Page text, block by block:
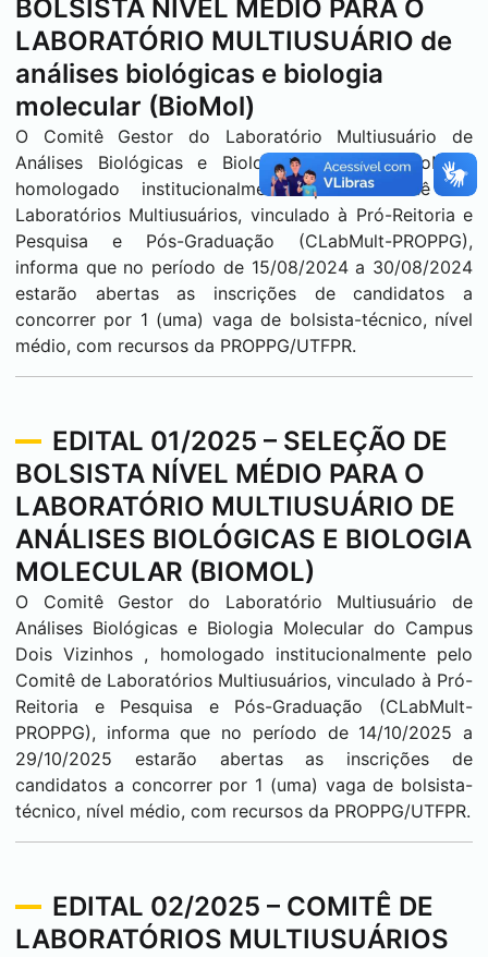
BOLSISTA NÍVEL MÉDIO PARA O
LABORATÓRIO MULTIUSUÁRIO de
análises biológicas e biologia
molecular (BioMol)
O Comitê Gestor do Laboratório Multiusuário de
Análises Biológicas e Biologia Molecular (BioMol),
homologado institucionalmente pelo Comitê de
Laboratórios Multiusuários, vinculado à Pró-Reitoria e
Pesquisa e Pós-Graduação (CLabMult-PROPPG),
informa que no período de 15/08/2024 a 30/08/2024
estarão abertas as inscrições de candidatos a
concorrer por 1 (uma) vaga de bolsista-técnico, nível
médio, com recursos da PROPPG/UTFPR.
EDITAL 01/2025 – SELEÇÃO DE
BOLSISTA NÍVEL MÉDIO PARA O
LABORATÓRIO MULTIUSUÁRIO DE
ANÁLISES BIOLÓGICAS E BIOLOGIA
MOLECULAR (BIOMOL)
O Comitê Gestor do Laboratório Multiusuário de
Análises Biológicas e Biologia Molecular do Campus
Dois Vizinhos , homologado institucionalmente pelo
Comitê de Laboratórios Multiusuários, vinculado à Pró-
Reitoria e Pesquisa e Pós-Graduação (CLabMult-
PROPPG), informa que no período de 14/10/2025 a
29/10/2025 estarão abertas as inscrições de
candidatos a concorrer por 1 (uma) vaga de bolsista-
técnico, nível médio, com recursos da PROPPG/UTFPR.
EDITAL 02/2025 – COMITÊ DE
LABORATÓRIOS MULTIUSUÁRIOS